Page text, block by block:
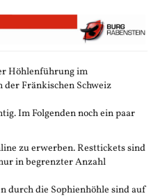
Höhlenführung im
Fränkischen Schweiz
Im Folgenden noch ein paar
zu erwerben. Resttickets sind
in begrenzter Anzahl
durch die Sophienhöhle sind auf